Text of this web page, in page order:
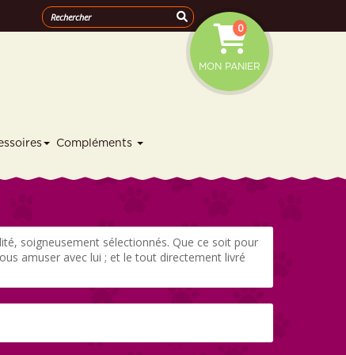
MON PANIER
0
Compléments
soigneusement sélectionnés. Que ce soit pour
amuser avec lui ; et le tout directement livré